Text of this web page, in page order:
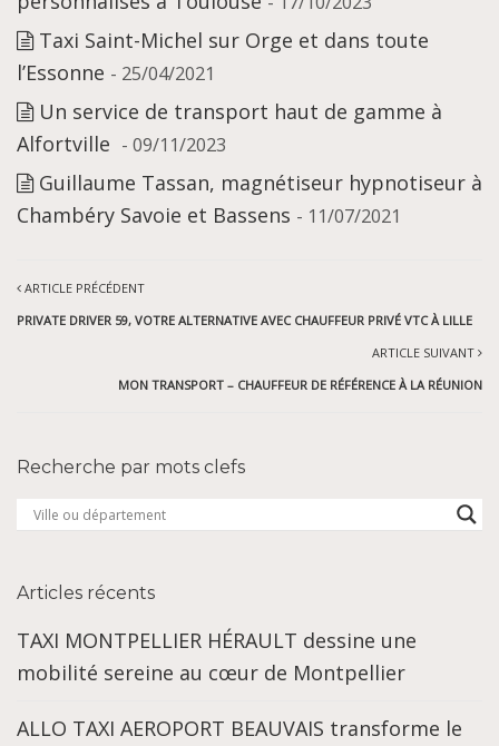
Taxi Saint-Michel sur Orge et dans toute
l’Essonne - 25/04/2021
Un service de transport haut de gamme à
Alfortville - 09/11/2023
Guillaume Tassan, magnétiseur hypnotiseur à
Chambéry Savoie et Bassens - 11/07/2021
ARTICLE PRÉCÉDENT
PRIVATE DRIVER 59, VOTRE ALTERNATIVE AVEC CHAUFFEUR PRIVÉ VTC À LILLE
ARTICLE SUIVANT
MON TRANSPORT – CHAUFFEUR DE RÉFÉRENCE À LA RÉUNION
Recherche par mots clefs
Articles récents
TAXI MONTPELLIER HÉRAULT dessine une
mobilité sereine au cœur de Montpellier
ALLO TAXI AEROPORT BEAUVAIS transforme le